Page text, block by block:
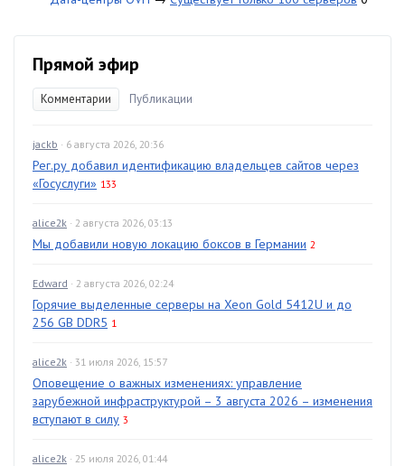
Прямой эфир
Комментарии Публикации
jackb · 6 августа 2026, 20:36
Рег.ру добавил идентификацию владельцев сайтов через
«Госуслуги» 133
alice2k · 2 августа 2026, 03:13
Мы добавили новую локацию боксов в Германии 2
Edward · 2 августа 2026, 02:24
Горячие выделенные серверы на Xeon Gold 5412U и до
256 GB DDR5 1
alice2k · 31 июля 2026, 15:57
Оповещение о важных изменениях: управление
зарубежной инфраструктурой – 3 августа 2026 – изменения
вступают в силу 3
alice2k · 25 июля 2026, 01:44